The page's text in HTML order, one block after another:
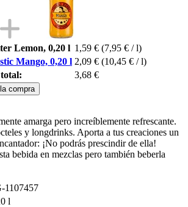
Lemon, 0,20 l 1,59 € (7,95 € / l)
Mango, 0,20 l 2,09 € (10,45 € / l)
3,68 €
compra
amarga pero increíblemente refrescante.
y longdrinks. Aporta a tus creaciones un
¡No podrás prescindir de ella!
bebida en mezclas pero también beberla
1107457
l